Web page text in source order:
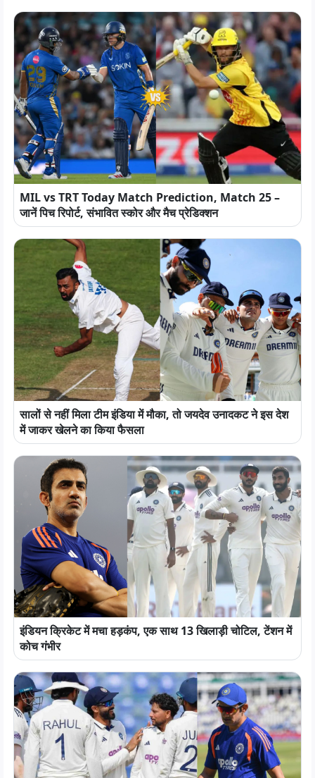
MIL vs TRT Today Match Prediction, Match 25 –
जानें पिच रिपोर्ट, संभावित स्कोर और मैच प्रेडिक्शन
सालों से नहीं मिला टीम इंडिया में मौका, तो जयदेव उनादकट ने इस देश
में जाकर खेलने का किया फैसला
इंडियन क्रिकेट में मचा हड़कंप, एक साथ 13 खिलाड़ी चोटिल, टेंशन में
कोच गंभीर